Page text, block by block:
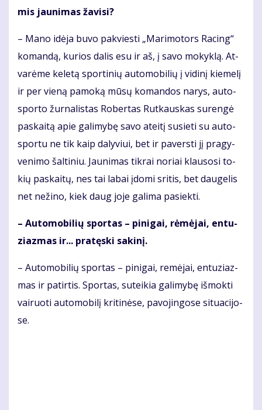
mis jau­ni­mas ža­vi­si?
– Ma­no idė­ja bu­vo pa­kvies­ti „Ma­ri­mo­tors Ra­cing“
ko­man­dą, ku­rios da­lis esu ir aš, į sa­vo mo­kyk­lą. At­
va­rė­me ke­le­tą spor­ti­nių au­to­mo­bi­lių į vi­di­nį kie­me­lį
ir per vie­ną pa­mo­ką mū­sų ko­man­dos na­rys, au­to­
spor­to žur­na­lis­tas Ro­ber­tas Rut­kaus­kas su­ren­gė
pa­skai­tą apie ga­li­my­bę sa­vo at­ei­tį su­sie­ti su au­to­
spor­tu ne tik kaip da­ly­viui, bet ir pa­vers­ti jį pra­gy­
ve­ni­mo šal­ti­niu. Jau­ni­mas tik­rai no­riai klau­so­si to­
kių pa­skai­tų, nes tai la­bai įdo­mi sri­tis, bet dau­ge­lis
net ne­ži­no, kiek daug jo­je ga­li­ma pa­siek­ti.
– Au­to­mo­bi­lių spor­tas – pi­ni­gai, rė­mė­jai, en­tu­
ziaz­mas ir... pra­tęs­ki sa­ki­nį.
– Au­to­mo­bi­lių spor­tas – pi­ni­gai, re­mė­jai, en­tu­ziaz­
mas ir pa­tir­tis. Spor­tas, su­tei­kia ga­li­my­bę iš­mok­ti
vai­ruo­ti au­to­mo­bi­lį kri­ti­nė­se, pa­vo­jin­go­se si­tu­a­ci­jo­
se.